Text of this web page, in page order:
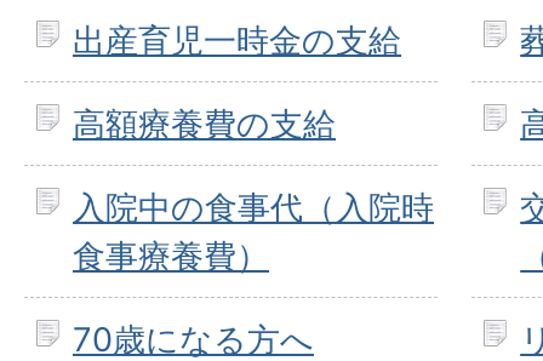
出産育児一時金の支給
高額療養費の支給
入院中の食事代（入院時
食事療養費）
70歳になる方へ